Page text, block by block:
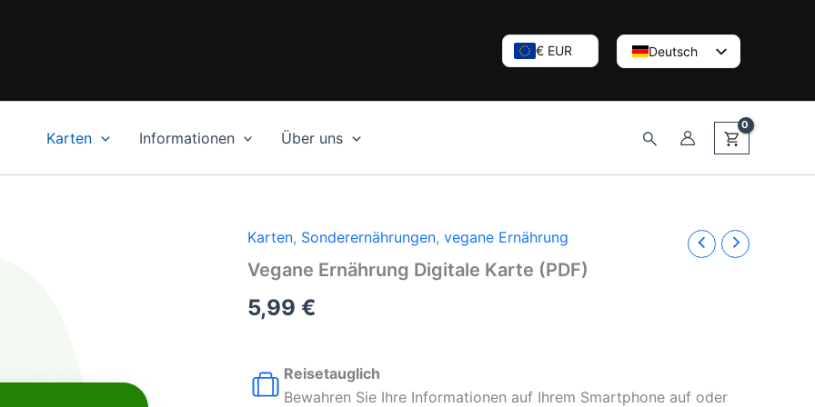
€ EUR
Deutsch
Karten Informationen Über uns Suchen
Karten, Sonderernährungen, vegane Ernährung
Vegane Ernährung Digitale Karte (PDF)
5,99 €
Reisetauglich
Bewahren Sie Ihre Informationen auf Ihrem Smartphone auf oder